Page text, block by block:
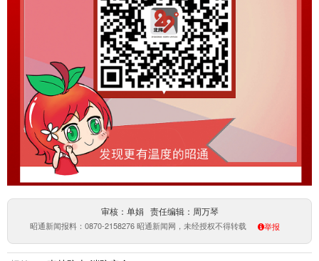
审核：单娟 责任编辑：周万琴
昭通新闻报料：0870-2158276 昭通新闻网，未经授权不得转载 举报